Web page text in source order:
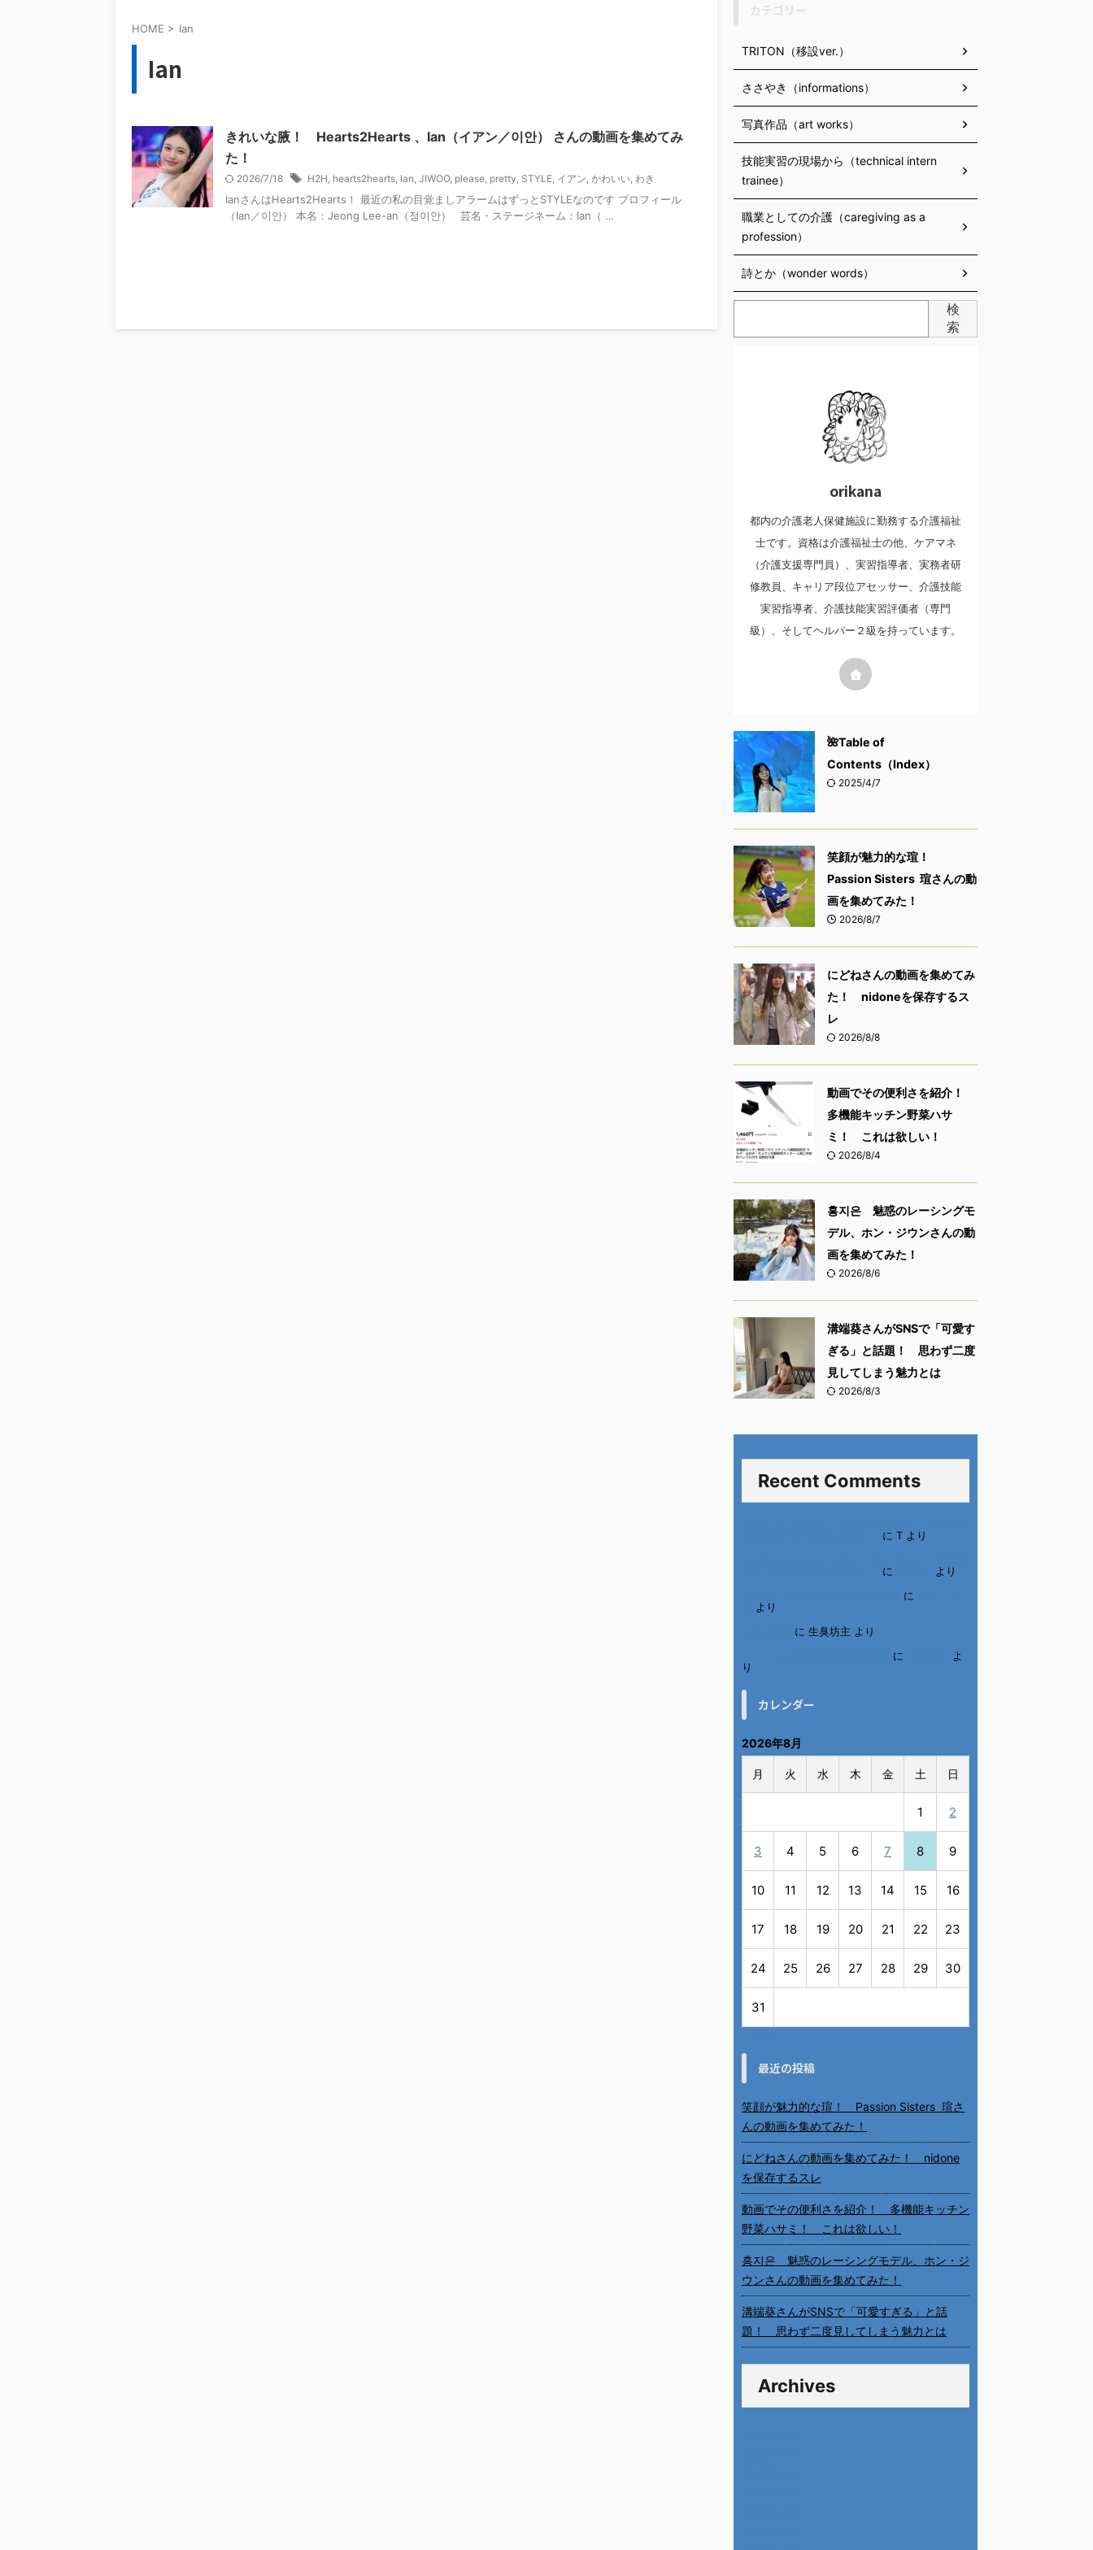
HOME > Ian
Ian
きれいな腋！ Hearts2Hearts 、Ian（イアン／이안） さんの動画を集めてみ
た！
2026/7/18 H2H, hearts2hearts, Ian, JIWOO, please, pretty, STYLE, イアン, かわいい, わき
IanさんはHearts2Hearts！ 最近の私の目覚ましアラームはずっとSTYLEなのです プロフィール
（Ian／이안） 本名：Jeong Lee-an（정이안） 芸名・ステージネーム：Ian（ …
TRITON（移設ver.）
ささやき（informations）
写真作品（art works）
技能実習の現場から（technical intern
trainee）
職業としての介護（caregiving as a
profession）
詩とか（wonder words）
検
索
orikana
都内の介護老人保健施設に勤務する介護福祉
士です。資格は介護福祉士の他、ケアマネ
（介護支援専門員）、実習指導者、実務者研
修教員、キャリア段位アセッサー、介護技能
実習指導者、介護技能実習評価者（専門
級）、そしてヘルパー２級を持っています。
🌺Table of
Contents（Index）
2025/4/7
笑顔が魅力的な瑄！
Passion Sisters 瑄さんの動
画を集めてみた！
2026/8/7
にどねさんの動画を集めてみ
た！ nidoneを保存するス
レ
2026/8/8
動画でその便利さを紹介！
多機能キッチン野菜ハサ
ミ！ これは欲しい！
2026/8/4
홍지은 魅惑のレーシングモ
デル、ホン・ジウンさんの動
画を集めてみた！
2026/8/6
溝端葵さんがSNSで「可愛す
ぎる」と話題！ 思わず二度
見してしまう魅力とは
2026/8/3
Recent Comments
に T より
に
より
に
より
に 生臭坊主 より
に
よ
り
カレンダー
2026年8月
月 火 水 木 金 土 日
1 2
3 4 5 6 7 8 9
10 11 12 13 14 15 16
17 18 19 20 21 22 23
24 25 26 27 28 29 30
31
最近の投稿
笑顔が魅力的な瑄！ Passion Sisters 瑄さ
んの動画を集めてみた！
にどねさんの動画を集めてみた！ nidone
を保存するスレ
動画でその便利さを紹介！ 多機能キッチン
野菜ハサミ！ これは欲しい！
홍지은 魅惑のレーシングモデル、ホン・ジ
ウンさんの動画を集めてみた！
溝端葵さんがSNSで「可愛すぎる」と話
題！ 思わず二度見してしまう魅力とは
Archives